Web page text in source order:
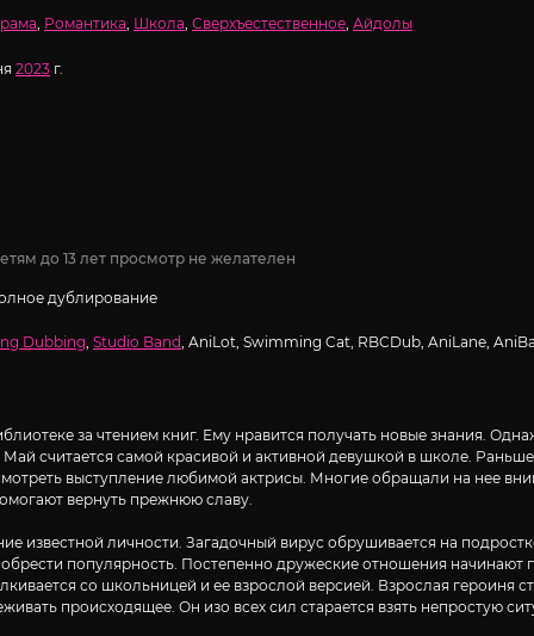
, Романтика, Школа, Сверхъестественное, Айдолы
2023 г.
до 13 лет просмотр не желателен
дублирование
Dubbing, Studio Band, AniLot, Swimming Cat, RBCDub, AniLane,
за чтением книг. Ему нравится получать новые знания.
считается самой красивой и активной девушкой в школе.
выступление любимой актрисы. Многие обращали на нее
вернуть прежнюю славу.
известной личности. Загадочный вирус обрушивается на
популярность. Постепенно дружеские отношения
со школьницей и ее взрослой версией. Взрослая
происходящее. Он изо всех сил старается взять непростую